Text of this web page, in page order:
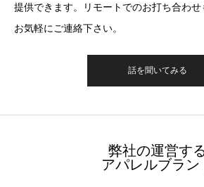
提供できます。リモートでのお打ち合わ
お気軽にご連絡下さい。
話を聞いてみる
弊社の運営す
アパレルブラン